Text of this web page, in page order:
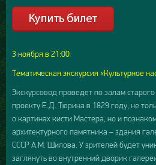
3 ноября в 21:00
Тематическая экскурсия «Культурное
Экскурсовод проведет по залам
проекту Е.Д. Тюрина в 1829 году, не
о картинах кисти Мастера, но и
архитектурного памятника – здания
СССР А.М. Шилова. У зрителей будет
заглянуть во внутренний дворик